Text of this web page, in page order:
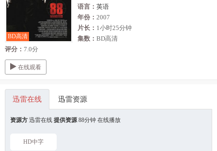
BD高清
语言： 英语
年份： 2007
片长： 1小时25分钟
集数： BD高清
评分： 7.0分
在线观看
迅雷在线 迅雷资源
资源方 迅雷在线 提供资源88分钟 在线播放
HD中字